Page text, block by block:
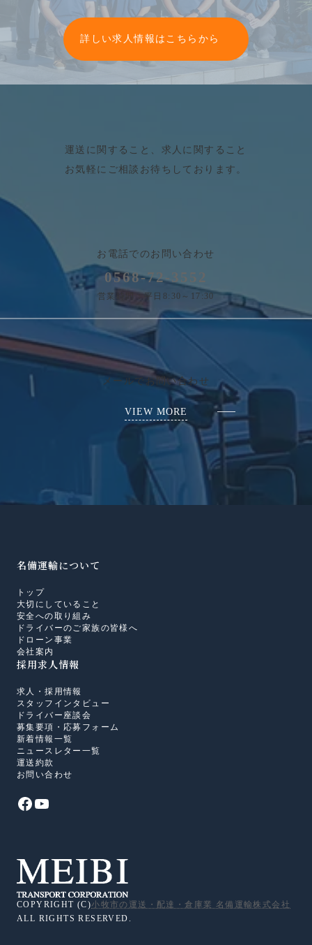
詳しい求人情報はこちらから
グ
ル
ー
プ
リ
ン
運送に関すること、求人に関すること
お気軽にご相談お待ちしております。
お電話でのお問い合わせ
0568-72-3552
営業時間：平日8:30～17:30
メールでお問い合わせ
VIEW MORE
名備運輸について
トップ
大切にしていること
安全への取り組み
ドライバーのご家族の皆様へ
ドローン事業
会社案内
採用求人情報
求人・採用情報
スタッフインタビュー
ドライバー座談会
募集要項・応募フォーム
新着情報一覧
ニュースレター一覧
運送約款
お問い合わせ
COPYRIGHT (C)小牧市の運送・配達・倉庫業 名備運輸株式会社
ALL RIGHTS RESERVED.